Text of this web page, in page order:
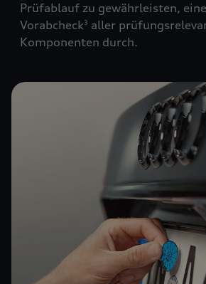
Prüfablauf zu gewährleisten,
Vorabcheck3 aller
Komponenten durch.